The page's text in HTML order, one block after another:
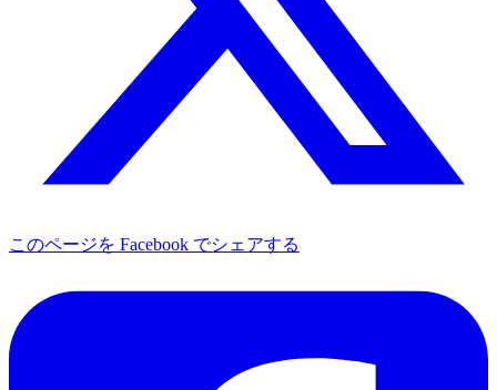
このページを Facebook でシェアする